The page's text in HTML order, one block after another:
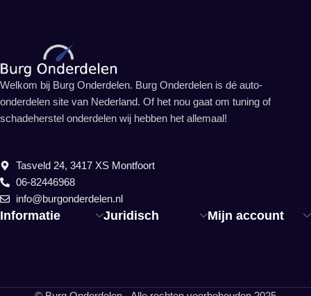
Informatie Juridisch Mijn account
Welkom bij Burg Onderdelen. Burg Onderdelen is dé auto-
onderdelen site van Nederland. Of het nou gaat om tuning of
schadeherstel onderdelen wij hebben het allemaal!
Tasveld 24, 3417 XS Montfoort
06-82446968
info@burgonderdelen.nl